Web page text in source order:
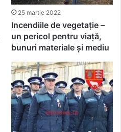
25 martie 2022
Incendiile de vegetație –
un pericol pentru viață,
bunuri materiale și mediu